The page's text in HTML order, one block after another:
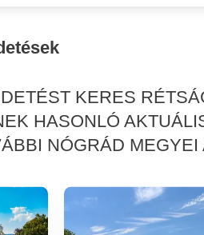
KERES
HASONLÓ
NÓGRÁD MEGYEI